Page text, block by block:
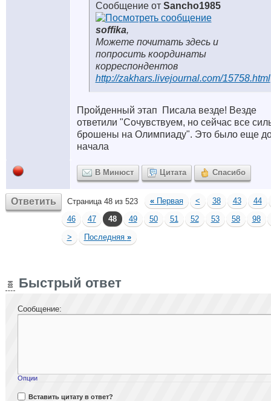
Сообщение от Sancho1985
soffika,
Можете почитать здесь и
попросить координаты
корреспондентов
http://zakhars.livejournal.com/15758.html
Пройденный этап
Писала везде! Везде
ответили "Сочувствуем, но сейчас все
брошены на Олимпиаду". Это было еще
начала
В Минюст Цитата Спасибо
Ответить Страница 48 из 523 «Первая < 38 43
44
46
47 48 49 50 51 52 53 58
98
>
Последняя »
Быстрый ответ
Сообщение:
Опции
Вставить цитату в ответ?